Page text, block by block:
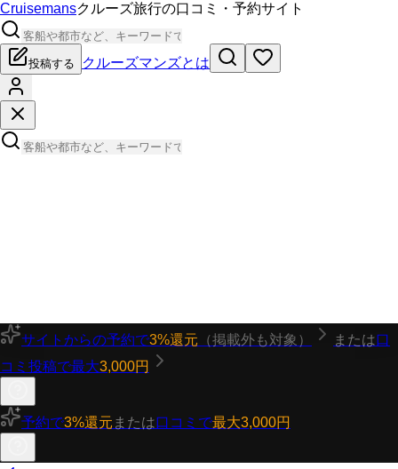
Cruisemansクルーズ旅行の口コミ・予約サイト
投稿する クルーズマンズとは
サイトからの予約で3%還元 （掲載外も対象） または口
コミ投稿で最大3,000円
予約で3%還元 または口コミで最大3,000円